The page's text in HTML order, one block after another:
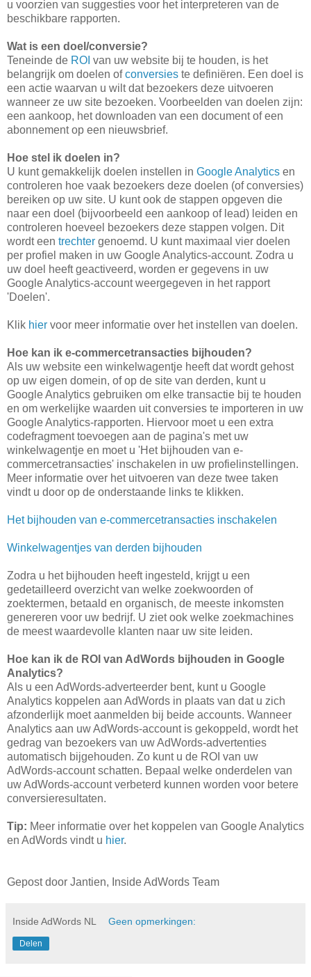
u voorzien van suggesties voor het interpreteren van de
beschikbare rapporten.
Wat is een doel/conversie?
Teneinde de ROI van uw website bij te houden, is het
belangrijk om doelen ofconversies te definiëren. Een doel is
een actie waarvan u wilt dat bezoekers deze uitvoeren
wanneer ze uw site bezoeken. Voorbeelden van doelen zijn:
een aankoop, het downloaden van een document of een
abonnement op een nieuwsbrief.
Hoe stel ik doelen in?
U kunt gemakkelijk doelen instellen in Google Analytics en
controleren hoe vaak bezoekers deze doelen (of conversies)
bereiken op uw site. U kunt ook de stappen opgeven die
naar een doel (bijvoorbeeld een aankoop of lead) leiden en
controleren hoeveel bezoekers deze stappen volgen. Dit
wordt een trechter genoemd. U kunt maximaal vier doelen
per profiel maken in uw Google Analytics-account. Zodra u
uw doel heeft geactiveerd, worden er gegevens in uw
Google Analytics-account weergegeven in het rapport
'Doelen'.
Klik hier voor meer informatie over het instellen van doelen.
Hoe kan ik e-commercetransacties bijhouden?
Als uw website een winkelwagentje heeft dat wordt gehost
op uw eigen domein, of op de site van derden, kunt u
Google Analytics gebruiken om elke transactie bij te houden
en om werkelijke waarden uit conversies te importeren in uw
Google Analytics-rapporten. Hiervoor moet u een extra
codefragment toevoegen aan de pagina's met uw
winkelwagentje en moet u 'Het bijhouden van e-
commercetransacties' inschakelen in uw profielinstellingen.
Meer informatie over het uitvoeren van deze twee taken
vindt u door op de onderstaande links te klikken.
Het bijhouden van e-commercetransacties inschakelen
Winkelwagentjes van derden bijhouden
Zodra u het bijhouden heeft ingesteld, krijgt u een
gedetailleerd overzicht van welke zoekwoorden of
zoektermen, betaald en organisch, de meeste inkomsten
genereren voor uw bedrijf. U ziet ook welke zoekmachines
de meest waardevolle klanten naar uw site leiden.
Hoe kan ik de ROI van AdWords bijhouden in Google
Analytics?
Als u een AdWords-adverteerder bent, kunt u Google
Analytics koppelen aan AdWords in plaats van dat u zich
afzonderlijk moet aanmelden bij beide accounts. Wanneer
Analytics aan uw AdWords-account is gekoppeld, wordt het
gedrag van bezoekers van uw AdWords-advertenties
automatisch bijgehouden. Zo kunt u de ROI van uw
AdWords-account schatten. Bepaal welke onderdelen van
uw AdWords-account verbeterd kunnen worden voor betere
conversieresultaten.
Tip: Meer informatie over het koppelen van Google Analytics
en AdWords vindt u hier.
Gepost door Jantien, Inside AdWords Team
Inside AdWords NL Geen opmerkingen:
Delen